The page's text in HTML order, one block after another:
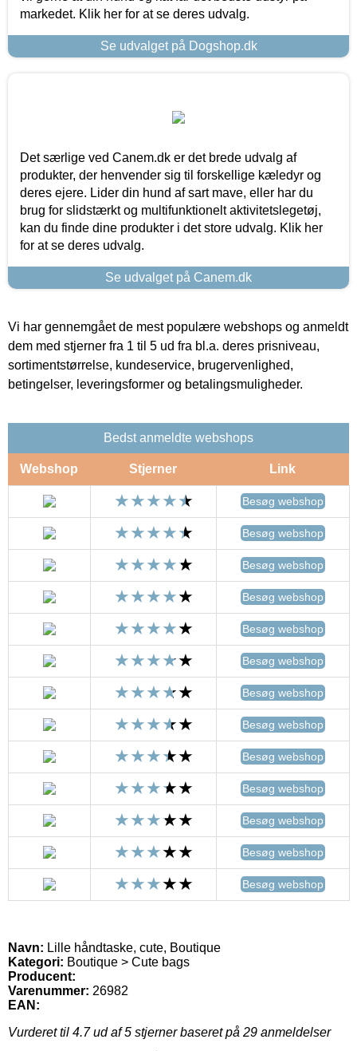
markedet. Klik her for at se deres udvalg.
Se udvalget på Dogshop.dk
Det særlige ved Canem.dk er det brede udvalg af
produkter, der henvender sig til forskellige kæledyr og
deres ejere. Lider din hund af sart mave, eller har du
brug for slidstærkt og multifunktionelt aktivitetslegetøj,
kan du finde dine produkter i det store udvalg. Klik her
for at se deres udvalg.
Se udvalget på Canem.dk
Vi har gennemgået de mest populære webshops og anmeldt
dem med stjerner fra 1 til 5 ud fra bl.a. deres prisniveau,
sortimentstørrelse, kundeservice, brugervenlighed,
betingelser, leveringsformer og betalingsmuligheder.
Bedst anmeldte webshops
Webshop Stjerner Link
Besøg webshop
Besøg webshop
Besøg webshop
Besøg webshop
Besøg webshop
Besøg webshop
Besøg webshop
Besøg webshop
Besøg webshop
Besøg webshop
Besøg webshop
Besøg webshop
Besøg webshop
Navn: Lille håndtaske, cute, Boutique
Kategori: Boutique > Cute bags
Producent:
Varenummer: 26982
EAN:
Vurderet til 4.7ud af 5 stjerner baseret på 29 anmeldelser